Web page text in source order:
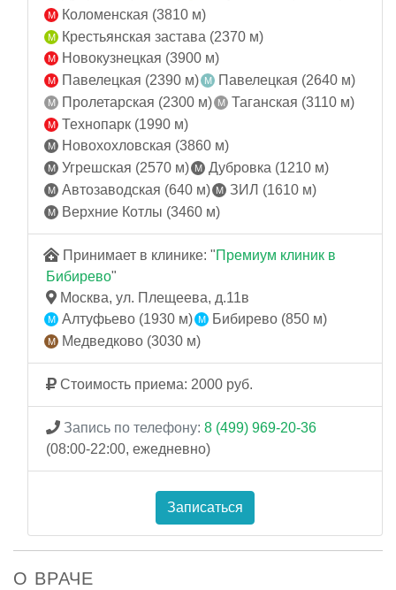
Коломенская (3810 м)
Крестьянская застава (2370 м)
Новокузнецкая (3900 м)
Павелецкая (2390 м)
Павелецкая (2640 м)
Пролетарская (2300 м)
Таганская (3110 м)
Технопарк (1990 м)
Новохохловская (3860 м)
Угрешская (2570 м)
Дубровка (1210 м)
Автозаводская (640 м)
ЗИЛ (1610 м)
Верхние Котлы (3460 м)
Принимает в клинике: "Премиум клиник в
Бибирево"
Москва, ул. Плещеева, д.11в
Алтуфьево (1930 м)
Бибирево (850 м)
Медведково (3030 м)
Стоимость приема: 2000 руб.
Запись по телефону: 8 (499) 969-20-36
(08:00-22:00, ежедневно)
Записаться
О ВРАЧЕ